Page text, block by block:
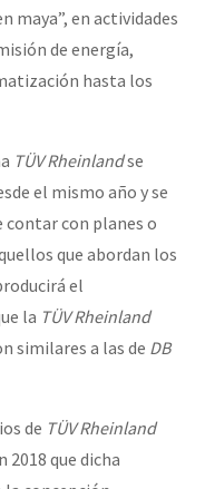
maya”, en actividades
de energía,
hasta los
TÜV Rheinlandse
el mismo año y se
con planes o
que abordan los
el
la TÜV Rheinland
similares a las de DB
de TÜV Rheinland
2018 que dicha